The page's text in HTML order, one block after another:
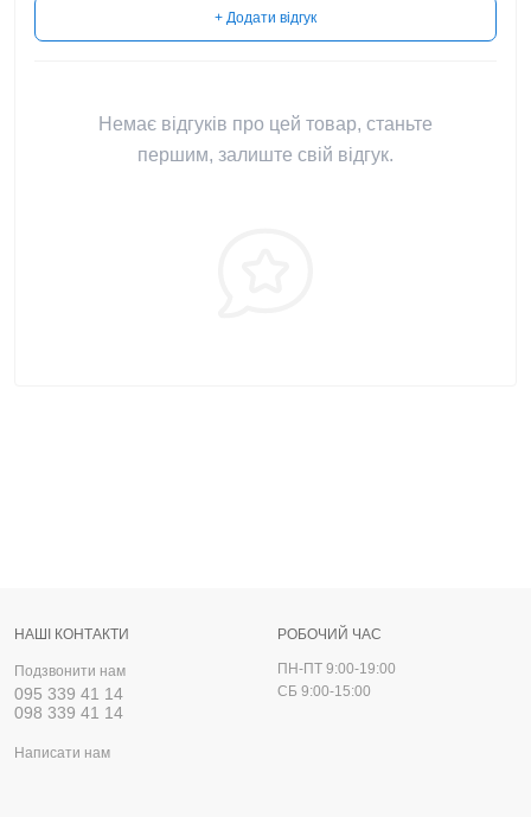
+ Додати відгук
Немає відгуків про цей товар, станьте
першим, залиште свій відгук.
НАШІ КОНТАКТИ
Подзвонити нам
095 339 41 14
098 339 41 14
Написати нам
РОБОЧИЙ ЧАС
ПН-ПТ 9:00-19:00
СБ 9:00-15:00